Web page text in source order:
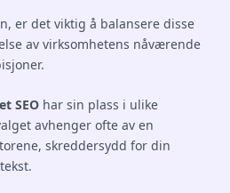
er det viktig å balansere disse
av virksomhetens nåværende
SEO har sin plass i ulike
avhenger ofte av en
skreddersydd for din